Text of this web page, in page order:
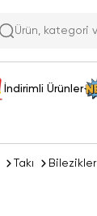
Ürün, kate
İndirimli Ürünler
Takı Bilezikler